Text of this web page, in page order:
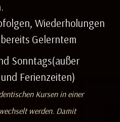
Wiederholungen
Gelerntem
Sonntags(außer
Ferienzeiten)
Kursen in einer
werden. Damit